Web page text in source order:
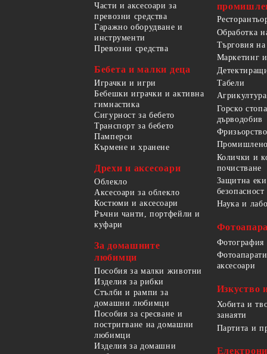
Части и аксесоари за
превозни средства
Гаражно оборудване и
инструменти
Превозни средства
Бебета и малки деца
Играчки и игри
Бебешки играчки и активна
гимнастика
Сигурност за бебето
Транспорт за бебето
Памперси
Кърмене и хранене
Дрехи и аксесоари
Облекло
Аксесоари за облекло
Костюми и аксесоари
Ръчни чанти, портфейли и
куфари
За домашните
любимци
Пособия за малки животни
Изделия за рибки
Стълби и рампи за
домашни любимци
Пособия за сресване и
постригване на домашни
любимци
Изделия за домашни
Обработка
Търговия
Маркетинг
Табели
Агрикултура
Горско
дърводобив
Колички и
почистване
Защитна
Наука и
Фотография
аксесоари
Изкуство
Хобита и
занаяти
Партита и